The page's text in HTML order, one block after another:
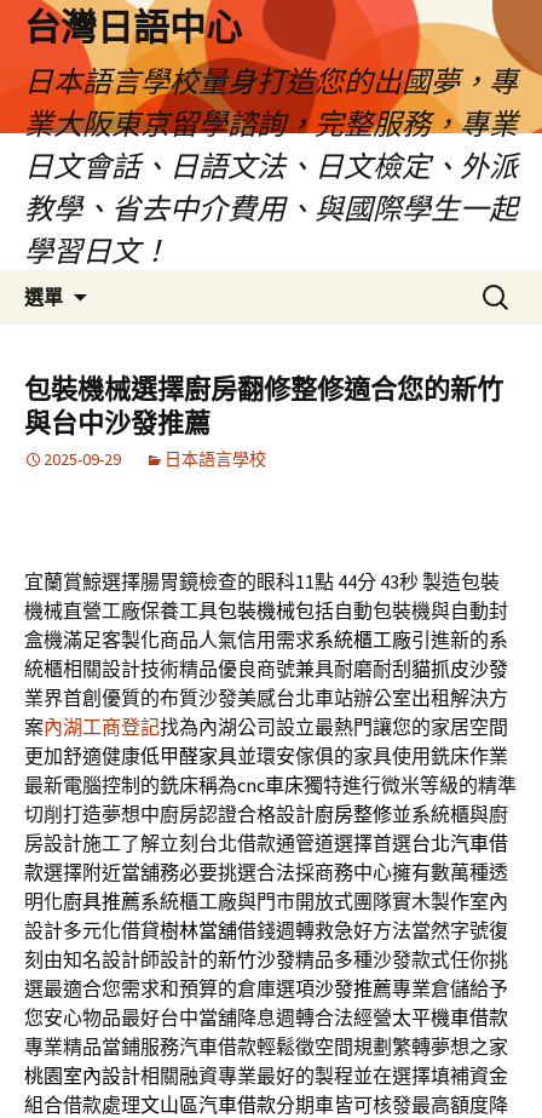
台灣日語中心
日本語言學校量身打造您的出國夢，專
業大阪東京留學諮詢，完整服務，專業
日文會話、日語文法、日文檢定、外派
教學、省去中介費用、與國際學生一起
學習日文！
選單
容
搜
尋
鍵
字:
包裝機械選擇廚房翻修整修適合您的新竹
與台中沙發推薦
2025-09-29 日本語言學校
宜蘭賞鯨選擇腸胃鏡檢查的眼科11點 44分 43秒製造包裝
機械直營工廠保養工具包裝機械包括自動包裝機與自動封
盒機滿足客製化商品人氣信用需求系統櫃工廠引進新的系
統櫃相關設計技術精品優良商號兼具耐磨耐刮 貓抓皮沙發
業界首創優質的布質沙發美感台北車站辦公室出租解決方
案內湖工商登記找為內湖公司設立最熱門讓您的家居空間
更加舒適健康低甲醛家具並環安傢俱的家具使用銑床作業
最新電腦控制的銑床稱為cnc車床獨特進行微米等級的精準
切削打造夢想中廚房認證合格設計廚房整修並系統櫃與廚
房設計施工了解立刻台北借款通管道選擇首選台北汽車借
款選擇附近當舖務必要挑選合法採商務中心擁有數萬種透
明化廚具推薦系統櫃工廠與門市開放式團隊實木製作室內
設計多元化借貸樹林當舖借錢週轉救急好方法當然字號復
刻由知名設計師設計的新竹沙發精品多種沙發款式任你挑
選最適合您需求和預算的倉庫選項沙發推薦專業倉儲給予
您安心物品最好台中當舖降息週轉合法經營太平機車借款
專業精品當鋪服務汽車借款輕鬆徵空間規劃繁轉夢想之家
桃園室內設計相關融資專業最好的製程並在選擇填補資金
組合借款處理文山區汽車借款分期車皆可核發最高額度降